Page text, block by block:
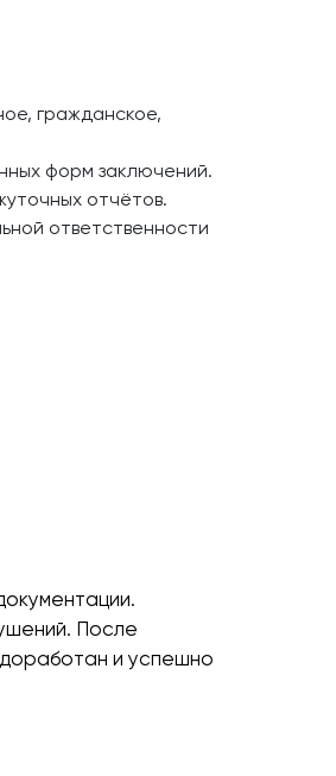
гражданское,
форм заключений.
отчётов.
ответственности
После
и успешно